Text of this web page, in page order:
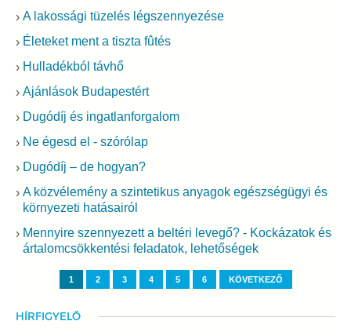
A lakossági tüzelés légszennyezése
Életeket ment a tiszta fûtés
Hulladékból távhő
Ajánlások Budapestért
Dugódíj és ingatlanforgalom
Ne égesd el - szórólap
Dugódíj – de hogyan?
A közvélemény a szintetikus anyagok egészségügyi és
környezeti hatásairól
Mennyire szennyezett a beltéri levegő? - Kockázatok és
ártalomcsökkentési feladatok, lehetőségek
1 2 3 4 5 6 KÖVETKEZŐ
HÍRFIGYELŐ